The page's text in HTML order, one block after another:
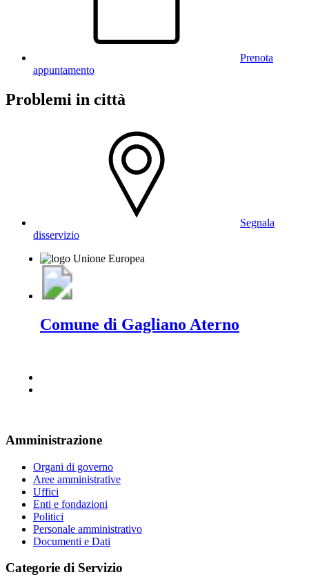
Prenota
appuntamento
Problemi in città
Segnala
disservizio
Comune di Gagliano Aterno
Amministrazione
Organi di governo
Aree amministrative
Uffici
Enti e fondazioni
Politici
Personale amministrativo
Documenti e Dati
Categorie di Servizio